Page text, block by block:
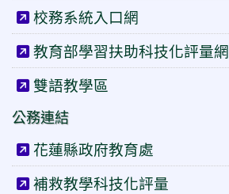
校務系統入口網
教育部學習扶助科技化評量網
雙語教學區
公務連結
花蓮縣政府教育處
補救教學科技化評量